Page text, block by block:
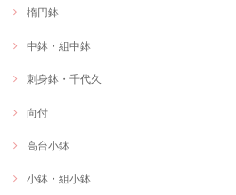
楕円鉢
中鉢・組中鉢
刺身鉢・千代久
向付
高台小鉢
小鉢・組小鉢